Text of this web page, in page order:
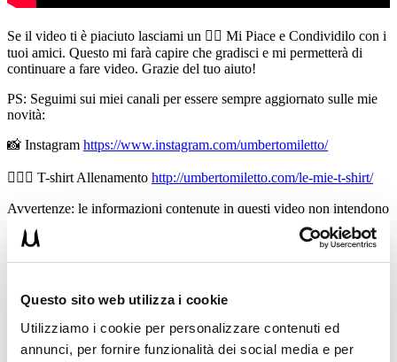
Questo sito web utilizza i cookie
Utilizziamo i cookie per personalizzare contenuti ed
annunci, per fornire funzionalità dei social media e per
Se il video ti è piaciuto lasciami un 👍🏻 Mi Piace e Condividilo con i
tuoi amici. Questo mi farà capire che gradisci e mi permetterà di
continuare a fare video. Grazie del tuo aiuto!
PS: Seguimi sui miei canali per essere sempre aggiornato sulle mie
novità:
📸 Instagram https://www.instagram.com/umbertomiletto/
🏋🏻‍♂️ T-shirt Allenamento http://umbertomiletto.com/le-mie-t-shirt/
Avvertenze: le informazioni contenute in questi video non intendono
sostituirsi in nessun modo a parere medico o di altri specialisti.
L’autore declina ogni responsabilità di effetti o di conseguenze
di prestare la massima attenzione e di eseguire esercizi e
metodologie adatte al proprio livello di forma. Consultare il proprio
medico di fiducia prima di intraprendere qualsiasi forma di attività
fisica o regime alimentare.